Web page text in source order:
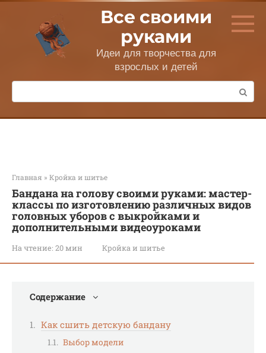
Перейти
контенту
Все своими
руками
Идеи для творчества для
взрослых и детей
Поиск:
Главная » Кройка и шитье
Бандана на голову своими руками: мастер-
классы по изготовлению различных видов
головных уборов с выкройками и
дополнительными видеоуроками
На чтение: 20 мин Кройка и шитье
Содержание
Как сшить детскую бандану
Выбор модели